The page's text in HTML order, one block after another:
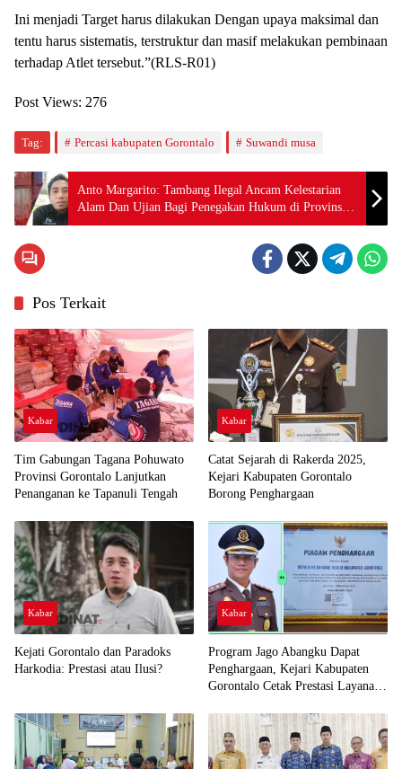
Ini menjadi Target harus dilakukan Dengan upaya maksimal dan
tentu harus sistematis, terstruktur dan masif melakukan pembinaan
terhadap Atlet tersebut.”(RLS-R01)
Post Views: 276
Tag: Percasi kabupaten Gorontalo Suwandi musa
Anto Margarito: Tambang Ilegal Ancam Kelestarian
Alam Dan Ujian Bagi Penegakan Hukum di Provinsi
Gorontalo
Pos Terkait
Kabar
Tim Gabungan Tagana Pohuwato
Provinsi Gorontalo Lanjutkan
Penanganan ke Tapanuli Tengah
Kabar
Catat Sejarah di Rakerda 2025,
Kejari Kabupaten Gorontalo
Borong Penghargaan
Kabar
Kejati Gorontalo dan Paradoks
Harkodia: Prestasi atau Ilusi?
Kabar
Program Jago Abangku Dapat
Penghargaan, Kejari Kabupaten
Gorontalo Cetak Prestasi Layanan